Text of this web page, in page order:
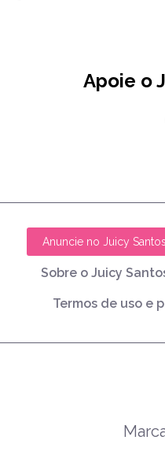
Apoie o
Anuncie no Juicy Santos
Sobre o Juicy
Termos de uso e